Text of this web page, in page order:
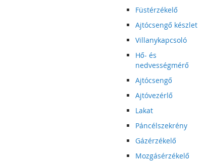
Füstérzékelő
Ajtócsengő készlet
Villanykapcsoló
Hő- és
nedvességmérő
Ajtócsengő
Ajtóvezérlő
Lakat
Páncélszekrény
Gázérzékelő
Mozgásérzékelő